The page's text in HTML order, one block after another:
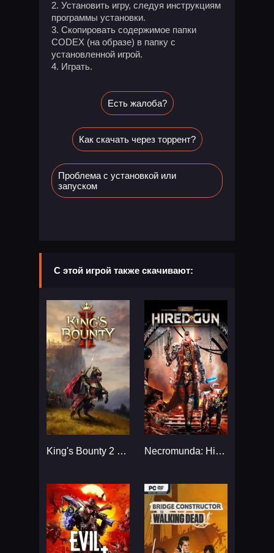
Установить игру, следуя инструкциям
программы установки.
Скопировать содержимое папки
CODEX (на образе) в папку с
установленной игрой.
Играть.
Есть жалоба?
Как скачать через торрент?
Проблема с установкой или
запуском
С этой игрой также скачивают:
King's Bounty 2 Механики... Necromunda: Hired Gun...